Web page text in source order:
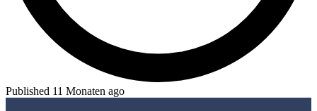
Published 11 Monaten ago